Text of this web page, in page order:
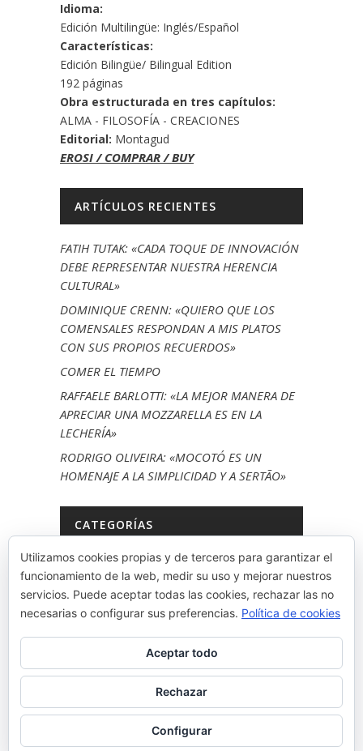
Idioma:
Edición Multilingüe: Inglés/Español
Características:
Edición Bilingüe/ Bilingual Edition
192 páginas
Obra estructurada en tres capítulos:
ALMA - FILOSOFÍA - CREACIONES
Editorial: Montagud
EROSI / COMPRAR / BUY
ARTÍCULOS RECIENTES
FATIH TUTAK: «CADA TOQUE DE INNOVACIÓN
DEBE REPRESENTAR NUESTRA HERENCIA
CULTURAL»
DOMINIQUE CRENN: «QUIERO QUE LOS
COMENSALES RESPONDAN A MIS PLATOS
CON SUS PROPIOS RECUERDOS»
COMER EL TIEMPO
RAFFAELE BARLOTTI: «LA MEJOR MANERA DE
APRECIAR UNA MOZZARELLA ES EN LA
LECHERÍA»
RODRIGO OLIVEIRA: «MOCOTÓ ES UN
HOMENAJE A LA SIMPLICIDAD Y A SERTÃO»
CATEGORÍAS
LA KUADRILA
MUINA
NEWS
ONE TRIP, ONE DISH
TXAPELA BURUAN TA IBILI MUNDUAN
Utilizamos cookies propias y de terceros para garantizar el
funcionamiento de la web, medir su uso y mejorar nuestros
servicios. Puede aceptar todas las cookies, rechazar las no
necesarias o configurar sus preferencias. Política de cookies
Aceptar todo
Rechazar
Configurar